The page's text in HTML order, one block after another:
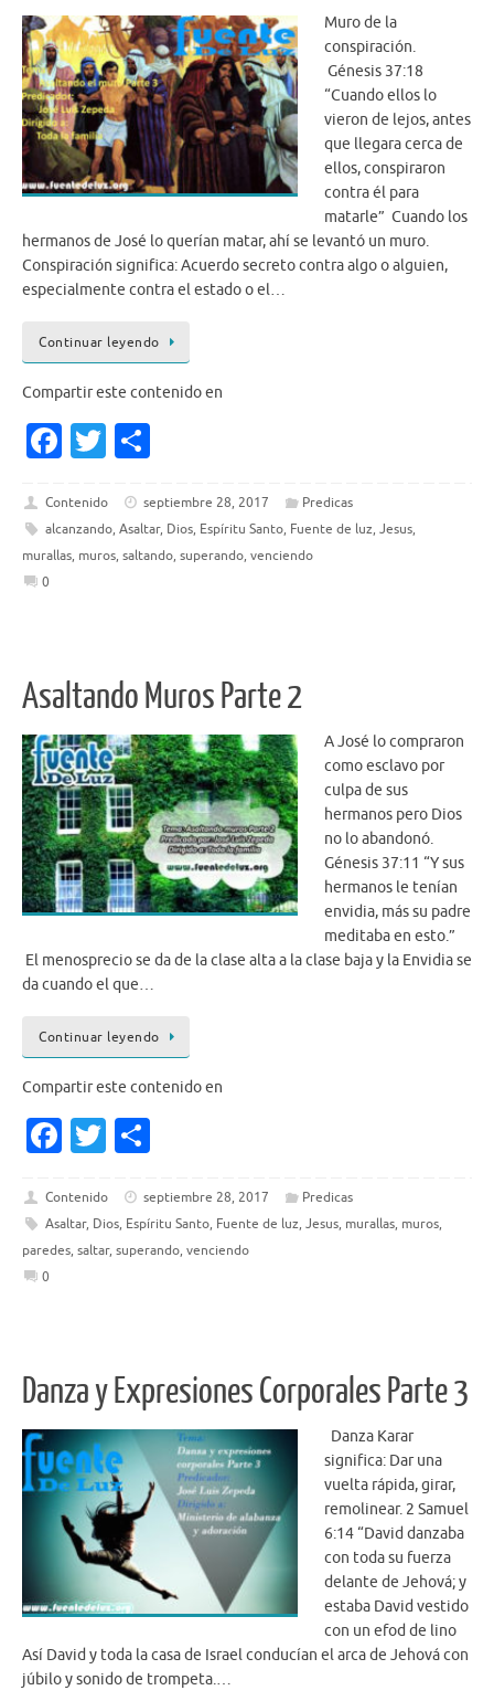
Muro de la
conspiración.
Génesis 37:18
“Cuando ellos lo
vieron de lejos, antes
que llegara cerca de
ellos, conspiraron
contra él para
matarle” Cuando los
hermanos de José lo querían matar, ahí se levantó un muro.
Conspiración significa: Acuerdo secreto contra algo o alguien,
especialmente contra el estado o el…
Continuar leyendo
Compartir este contenido en
Fa
e
b
T
it
te
ar
e
Contenido septiembre 28, 2017
Predicas
alcanzando, Asaltar, Dios, Espíritu Santo, Fuente de luz, Jesus,
murallas, muros, saltando, superando, venciendo
0
Asaltando Muros Parte 2
A José lo compraron
como esclavo por
culpa de sus
hermanos pero Dios
no lo abandonó.
Génesis 37:11 “Y sus
hermanos le tenían
envidia, más su padre
meditaba en esto.”
El menosprecio se da de la clase alta a la clase baja y la Envidia se
da cuando el que…
Continuar leyendo
Compartir este contenido en
Fa
e
b
T
it
te
ar
e
Contenido septiembre 28, 2017
Predicas
Asaltar, Dios, Espíritu Santo, Fuente de luz, Jesus, murallas, muros,
paredes, saltar, superando, venciendo
0
Danza y Expresiones Corporales Parte 3
Danza Karar
significa: Dar una
vuelta rápida, girar,
remolinear. 2 Samuel
6:14 “David danzaba
con toda su fuerza
delante de Jehová; y
estaba David vestido
con un efod de lino
Así David y toda la casa de Israel conducían el arca de Jehová con
júbilo y sonido de trompeta.…